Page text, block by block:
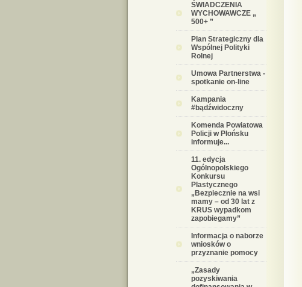
ŚWIADCZENIA
WYCHOWAWCZE „
500+ ”
Plan Strategiczny dla
Wspólnej Polityki
Rolnej
Umowa Partnerstwa -
spotkanie on-line
Kampania
#bądźwidoczny
Komenda Powiatowa
Policji w Płońsku
informuje...
11. edycja
Ogólnopolskiego
Konkursu
Plastycznego
„Bezpiecznie na wsi
mamy – od 30 lat z
KRUS wypadkom
zapobiegamy”
Informacja o naborze
wniosków o
przyznanie pomocy
„Zasady
pozyskiwania